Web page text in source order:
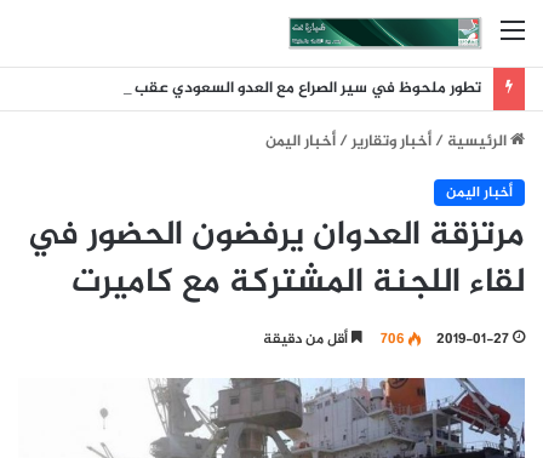
القائمة
الرئيسية/أخبار وتقارير/أخبار اليمن
أخبار اليمن
مرتزقة العدوان يرفضون الحضور في
لقاء اللجنة المشتركة مع كاميرت
2019-01-27
706 أقل من دقيقة